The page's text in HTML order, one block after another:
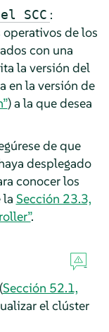
SCC :
operativos de los
con una
la versión del
en la versión de
) a la que desea
de que
desplegado
conocer los
la Sección 23.3,
.
Sección 52.1,
el clúster